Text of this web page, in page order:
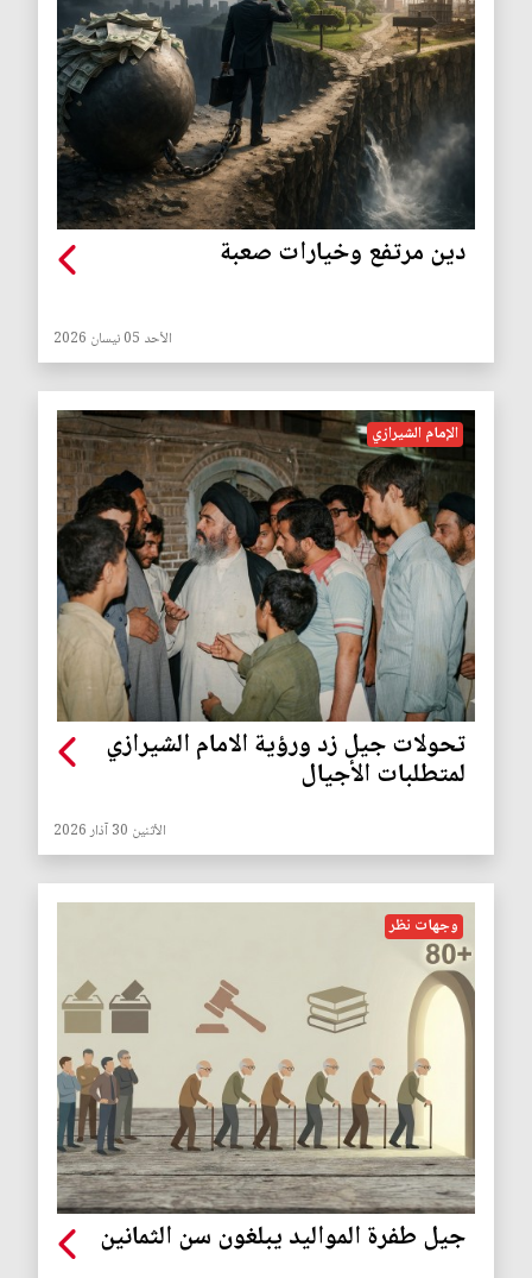
دين مرتفع وخيارات صعبة
الأحد 05 نيسان 2026
الإمام الشيرازي
تحولات جيل زد ورؤية الامام الشيرازي
لمتطلبات الأجيال
الأثنين 30 آذار 2026
وجهات نظر
جيل طفرة المواليد يبلغون سن الثمانين